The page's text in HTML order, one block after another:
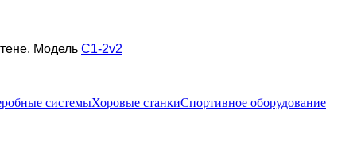
Модель С1-2v2
системыХоровые станкиСпортивное оборудование